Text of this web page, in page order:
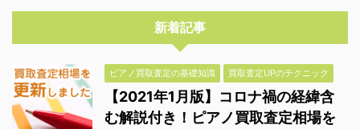
新着記事
ピアノ買取査定の基礎知識 買取査定UPのテクニック
【2021年1月版】コロナ禍の経緯含
む解説付き！ピアノ買取査定相場を